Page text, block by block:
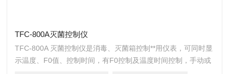
TFC-800A灭菌控制仪
TFC-800A 灭菌控制仪是消毒、灭菌箱控制**用仪表，可同时显
示温度、F0值、控制时间，有F0控制及温度时间控制，手动或